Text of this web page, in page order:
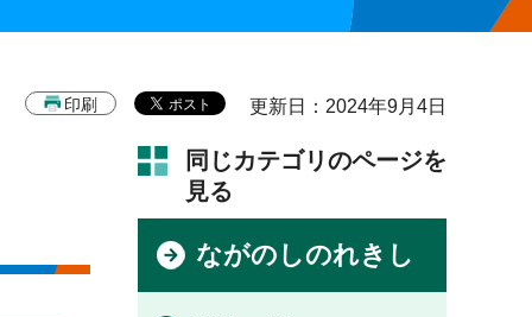
印刷 更新日：2024年9月4日
同じカテゴリのページを
見る
ながのしのれきし